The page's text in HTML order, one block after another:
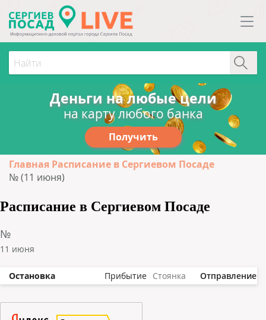
Деньги на любые цели
на карту любого банка
Получить
Главная Расписание в Сергиевом Посаде
№ (11 июня)
Расписание в Сергиевом Посаде
№
11 июня
Остановка Прибытие Стоянка Отправление